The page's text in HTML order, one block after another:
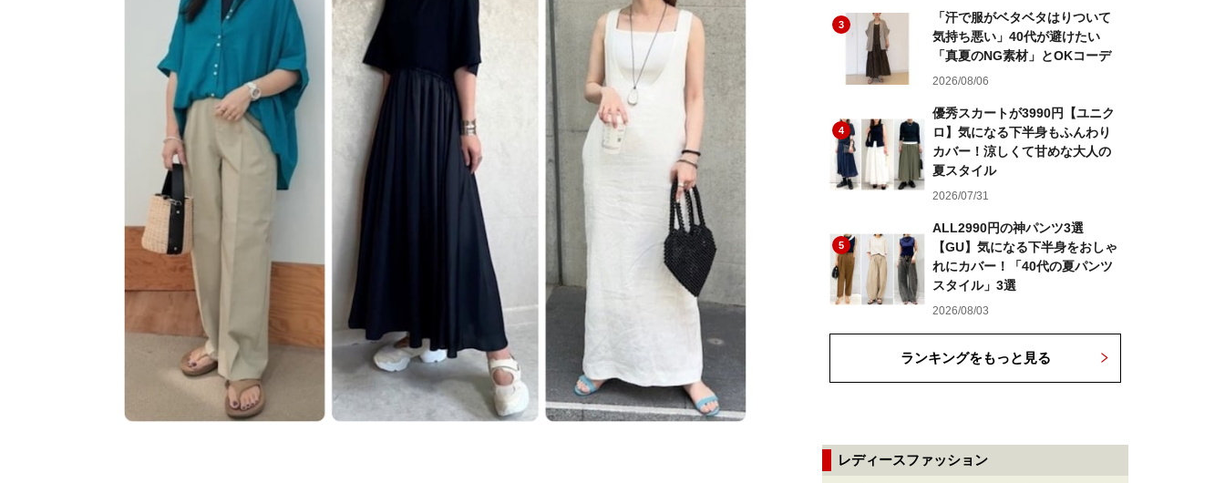
3
「汗で服がベタベタはりついて
気持ち悪い」40代が避けたい
「真夏のNG素材」とOKコーデ
2026/08/06
4
優秀スカートが3990円【ユニク
ロ】気になる下半身もふんわり
カバー！涼しくて甘めな大人の
夏スタイル
2026/07/31
5
ALL2990円の神パンツ3選
【GU】気になる下半身をおしゃ
れにカバー！「40代の夏パンツ
スタイル」3選
2026/08/03
ランキングをもっと見る
レディースファッション